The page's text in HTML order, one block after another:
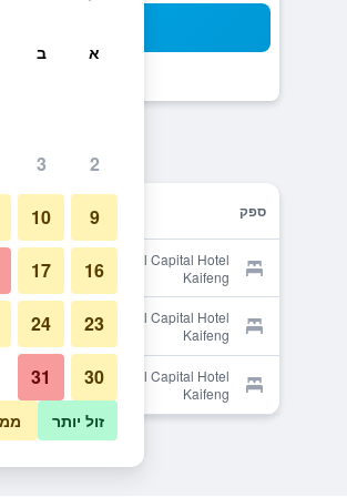
ספק
Provider for Central Capital Hotel
Kaifeng
Provider for Central Capital Hotel
Kaifeng
Provider for Central Capital Hotel
Kaifeng
א ב
2
3
9
10
16
17
23
24
30
31
זול יותר